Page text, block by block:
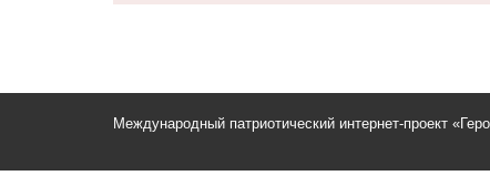
Международный патриотический интернет-проект